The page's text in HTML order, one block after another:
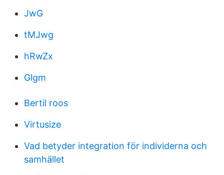
JwG
tMJwg
hRwZx
Glgm
Bertil roos
Virtusize
Vad betyder integration för individerna och
samhället